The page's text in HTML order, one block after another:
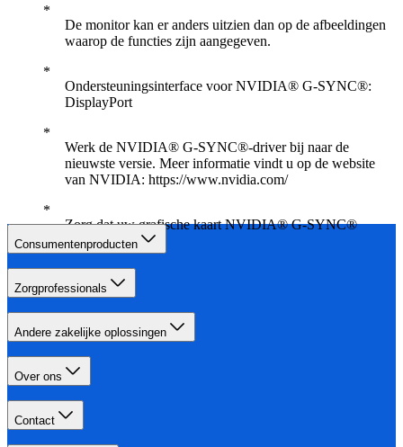
De monitor kan er anders uitzien dan op de afbeeldingen
waarop de functies zijn aangegeven.
Ondersteuningsinterface voor NVIDIA® G-SYNC®:
DisplayPort
Werk de NVIDIA® G-SYNC®-driver bij naar de
nieuwste versie. Meer informatie vindt u op de website
van NVIDIA: https://www.nvidia.com/
Zorg dat uw grafische kaart NVIDIA® G-SYNC®
ondersteunt
Consumentenproducten
Zorgprofessionals
Andere zakelijke oplossingen
Over ons
Contact